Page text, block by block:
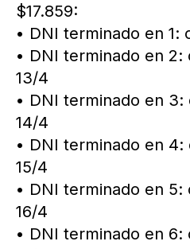
$17.859:
• DNI terminado en 1:
• DNI terminado en 2:
13/4
• DNI terminado en
14/4
• DNI terminado en
15/4
• DNI terminado en 5:
16/4
• DNI terminado en